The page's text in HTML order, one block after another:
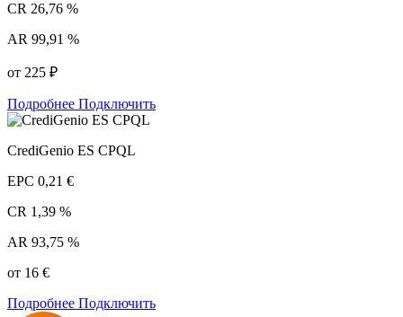
CR 26,76 %
AR 99,91 %
от 225 ₽
Подробнее Подключить
CrediGenio ES CPQL
EPC 0,21 €
CR 1,39 %
AR 93,75 %
от 16 €
Подробнее Подключить